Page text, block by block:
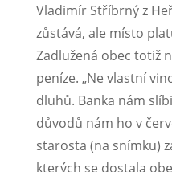
Vladimír Stříbrný z
zůstává, ale místo
Zadlužená obec totiž
peníze. „Ne vlastní
dluhů. Banka nám
důvodů nám ho v
starosta (na snímku)
kterých se dostala